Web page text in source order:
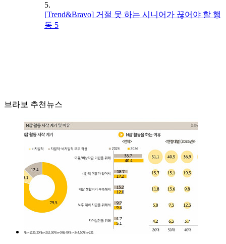
5.
[Trend&Bravo] 거절 못 하는 시니어가 끊어야 할 행
동 5
브라보 추천뉴스